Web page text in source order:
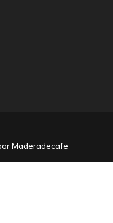
Maderadecafe